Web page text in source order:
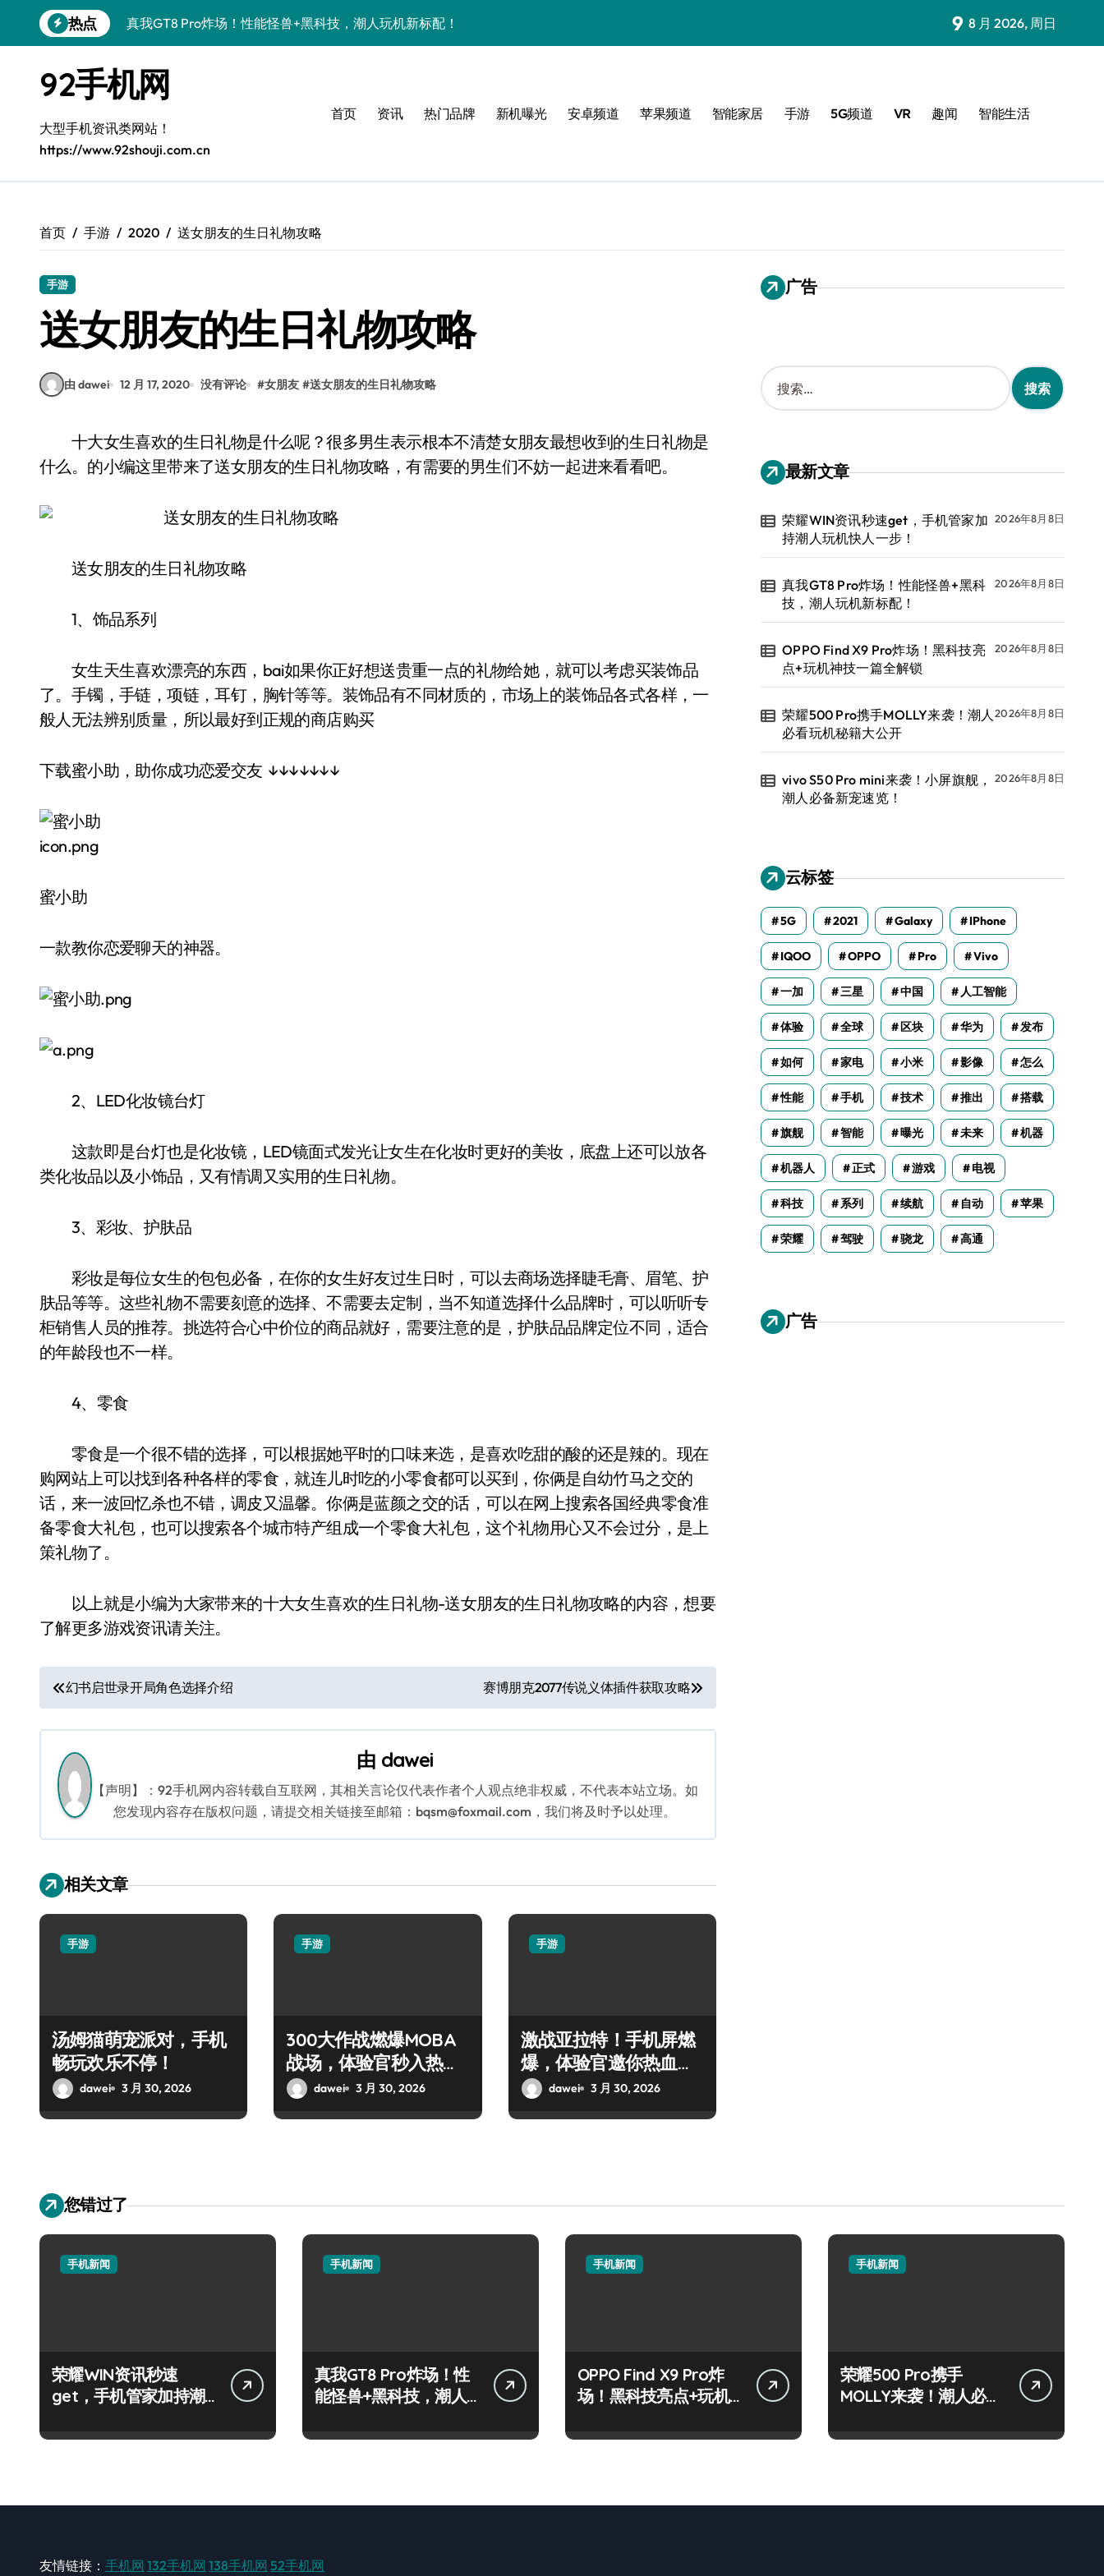
到
热点
真我GT8 Pro炸场！性能怪兽+黑科技，潮人玩机新标配！
荣耀500 Pro携手MOLLY来袭！潮人必看玩机秘籍大公开
vivo S50 Pro mini来袭！小屏旗舰，潮人必备新宠速览！
REDMI K90炸场来袭！性能怪兽+黑科技配置全揭秘
荣耀ROBOT PHONE炸场！手机一握，智能资讯全收割！
iPhone 17e炸场来袭！性能配置大升级，潮人速来围观！
荣耀WIN资讯秒速get，手机管家加持潮人玩机快人一步！
9 8 月 2026, 周日
92手机网
大型手机资讯类网站！
https://www.92shouji.com.cn
首页 资讯 热门品牌 新机曝光 安卓频道 苹果频道 智能家居 手游 5G频道 VR 趣闻 智能生活
首页 手游 2020 送女朋友的生日礼物攻略
手游
送女朋友的生日礼物攻略
由 dawei 12 月 17, 2020 没有评论 #女朋友 #送女朋友的生日礼物攻略
十大女生喜欢的生日礼物是什么呢？很多男生表示根本不清楚女朋友最想收到的生日礼物是
什么。的小编这里带来了送女朋友的生日礼物攻略，有需要的男生们不妨一起进来看看吧。
送女朋友的生日礼物攻略
1、饰品系列
女生天生喜欢漂亮的东西，bai如果你正好想送贵重一点的礼物给她，就可以考虑买装饰品
了。手镯，手链，项链，耳钉，胸针等等。装饰品有不同材质的，市场上的装饰品各式各样，一
般人无法辨别质量，所以最好到正规的商店购买
下载蜜小助，助你成功恋爱交友 ↓↓↓↓↓↓↓
蜜小助
一款教你恋爱聊天的神器。
2、LED化妆镜台灯
这款即是台灯也是化妆镜，LED镜面式发光让女生在化妆时更好的美妆，底盘上还可以放各
类化妆品以及小饰品，又有情调又实用的生日礼物。
3、彩妆、护肤品
彩妆是每位女生的包包必备，在你的女生好友过生日时，可以去商场选择睫毛膏、眉笔、护
肤品等等。这些礼物不需要刻意的选择、不需要去定制，当不知道选择什么品牌时，可以听听专
柜销售人员的推荐。挑选符合心中价位的商品就好，需要注意的是，护肤品品牌定位不同，适合
的年龄段也不一样。
4、零食
零食是一个很不错的选择，可以根据她平时的口味来选，是喜欢吃甜的酸的还是辣的。现在
购网站上可以找到各种各样的零食，就连儿时吃的小零食都可以买到，你俩是自幼竹马之交的
话，来一波回忆杀也不错，调皮又温馨。你俩是蓝颜之交的话，可以在网上搜索各国经典零食准
备零食大礼包，也可以搜索各个城市特产组成一个零食大礼包，这个礼物用心又不会过分，是上
策礼物了。
以上就是小编为大家带来的十大女生喜欢的生日礼物-送女朋友的生日礼物攻略的内容，想要
了解更多游戏资讯请关注。
文
章
导
航
幻书启世录开局角色选择介绍 赛博朋克2077传说义体插件获取攻略
由 dawei
【声明】：92手机网内容转载自互联网，其相关言论仅代表作者个人观点绝非权威，不代表本站立场。如
您发现内容存在版权问题，请提交相关链接至邮箱：bqsm@foxmail.com，我们将及时予以处理。
相关文章
手游
汤姆猫萌宠派对，手机
畅玩欢乐不停！
dawei 3 月 30, 2026
手游
300大作战燃爆MOBA
战场，体验官秒入热血
对决！
dawei 3 月 30, 2026
手游
激战亚拉特！手机屏燃
爆，体验官邀你热血开
枪！dawei 3 月 30, 2026
广告
搜
索
：
最新文章
荣耀WIN资讯秒速get，手机管家加
持潮人玩机快人一步！
2026年8月8日
真我GT8 Pro炸场！性能怪兽+黑科
技，潮人玩机新标配！
2026年8月8日
OPPO Find X9 Pro炸场！黑科技亮
点+玩机神技一篇全解锁
2026年8月8日
荣耀500 Pro携手MOLLY来袭！潮人
必看玩机秘籍大公开
2026年8月8日
vivo S50 Pro mini来袭！小屏旗舰，
潮人必备新宠速览！
2026年8月8日
云标签
5G 2021 Galaxy IPhone
IQOO OPPO Pro Vivo
一加 三星 中国 人工智能
体验 全球 区块 华为 发布
如何 家电 小米 影像 怎么
性能 手机 技术 推出 搭载
旗舰 智能 曝光 未来 机器
机器人 正式 游戏 电视
科技 系列 续航 自动 苹果
荣耀 驾驶 骁龙 高通
广告
您错过了
手机新闻
荣耀WIN资讯秒速
get，手机管家加持潮
手机新闻
真我GT8 Pro炸场！性
能怪兽+黑科技，潮人
手机新闻
OPPO Find X9 Pro炸
场！黑科技亮点+玩机
手机新闻
荣耀500 Pro携手
MOLLY来袭！潮人必看
友情链接： 手机网 132手机网 138手机网 52手机网